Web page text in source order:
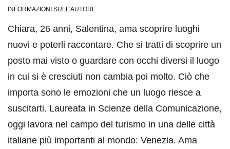
INFORMAZIONI SULL'AUTORE
Chiara, 26 anni, Salentina, ama scoprire luoghi
nuovi e poterli raccontare. Che si tratti di scoprire un
posto mai visto o guardare con occhi diversi il luogo
in cui si è cresciuti non cambia poi molto. Ciò che
importa sono le emozioni che un luogo riesce a
suscitarti. Laureata in Scienze della Comunicazione,
oggi lavora nel campo del turismo in una delle città
italiane più importanti al mondo: Venezia. Ama